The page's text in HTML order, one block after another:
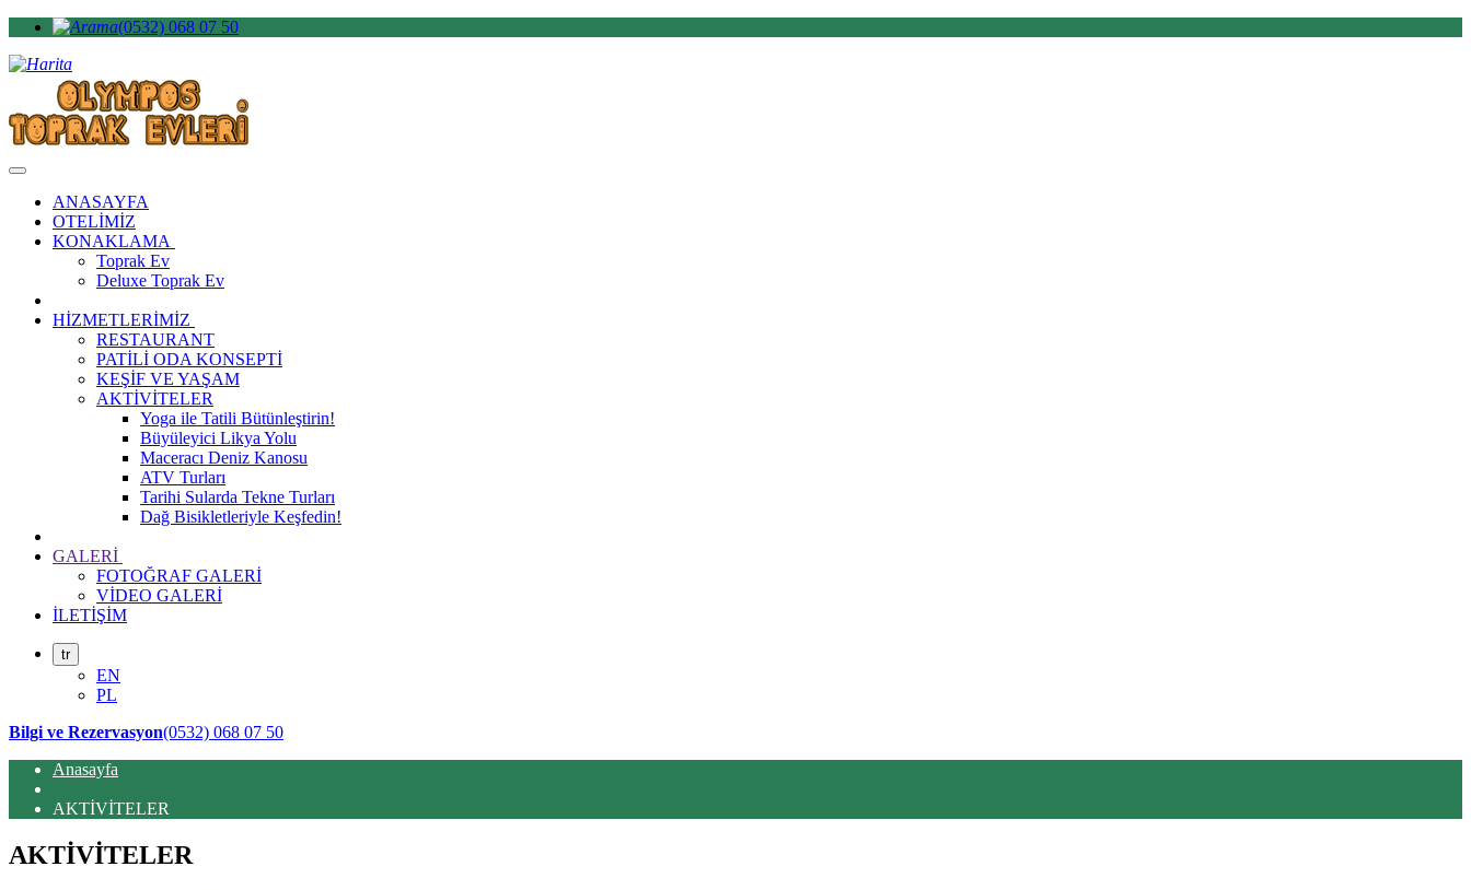
(0532) 068 07 50
ANASAYFA
OTELİMİZ
KONAKLAMA
Toprak Ev
Deluxe Toprak Ev
HİZMETLERİMİZ
RESTAURANT
PATİLİ ODA KONSEPTİ
KEŞİF VE YAŞAM
AKTİVİTELER
Yoga ile Tatili Bütünleştirin!
Büyüleyici Likya Yolu
Maceracı Deniz Kanosu
ATV Turları
Tarihi Sularda Tekne Turları
Dağ Bisikletleriyle Keşfedin!
GALERİ
FOTOĞRAF GALERİ
VİDEO GALERİ
İLETİŞİM
tr
EN
PL
Bilgi ve Rezervasyon(0532) 068 07 50
Anasayfa
AKTİVİTELER
AKTİVİTELER